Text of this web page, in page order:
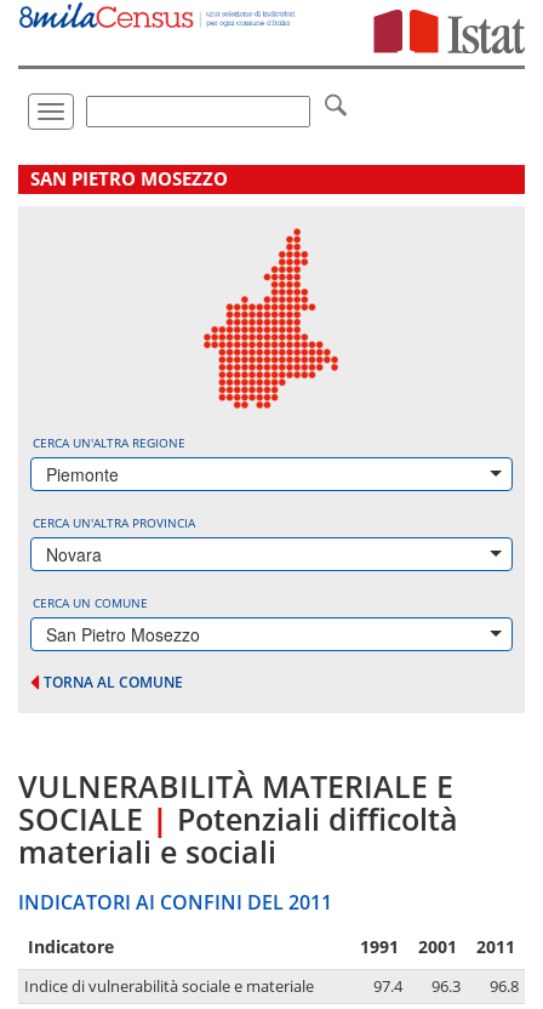
Vai
direttamente
Toggle
navigation
.
SAN PIETRO MOSEZZO
CERCA UN'ALTRA REGIONE
Piemonte
CERCA UN'ALTRA PROVINCIA
Novara
CERCA UN COMUNE
San Pietro Mosezzo
TORNA AL COMUNE
VULNERABILITÀ MATERIALE E
SOCIALE | Potenziali difficoltà
materiali e sociali
INDICATORI AI CONFINI DEL 2011
Indicatore 1991 2001 2011
Indice di vulnerabilità sociale e materiale 97.4 96.3
96.8